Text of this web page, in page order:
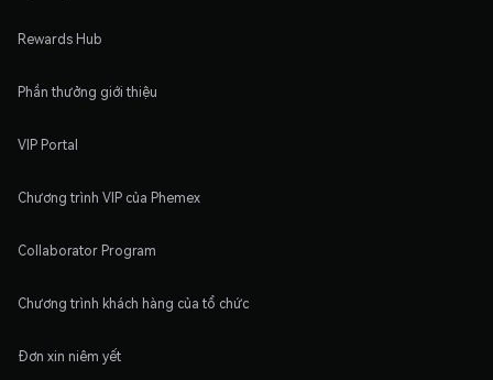
Rewards Hub
Phần thưởng giới thiệu
VIP Portal
Chương trình VIP của Phemex
Collaborator Program
Chương trình khách hàng của tổ chức
Đơn xin niêm yết